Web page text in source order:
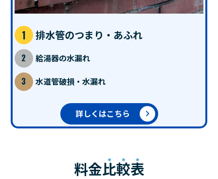
排水管のつまり・あふれ
給湯器の水漏れ
水道管破損・水漏れ
詳しくはこちら
料金比較表